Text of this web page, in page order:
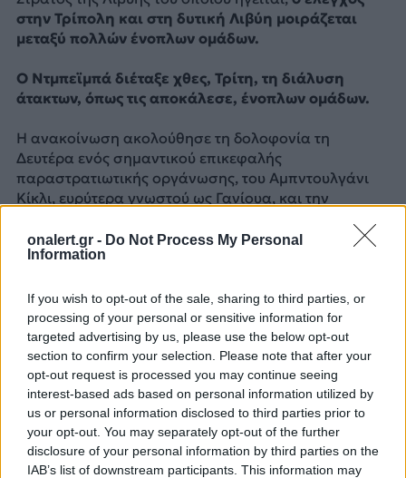
onalert.gr - Do Not Process My Personal
Information
If you wish to opt-out of the sale, sharing to third parties, or
processing of your personal or sensitive information for
targeted advertising by us, please use the below opt-out
section to confirm your selection. Please note that after your
opt-out request is processed you may continue seeing
interest-based ads based on personal information utilized by
us or personal information disclosed to third parties prior to
your opt-out. You may separately opt-out of the further
disclosure of your personal information by third parties on the
IAB’s list of downstream participants. This information may
στην Τρίπολη και στη δυτική Λιβύη μοιράζεται
μεταξύ πολλών ένοπλων ομάδων.
Ο Ντμπεϊμπά διέταξε χθες, Τρίτη, τη διάλυση
άτακτων, όπως τις αποκάλεσε, ένοπλων ομάδων.
Η ανακοίνωση ακολούθησε τη δολοφονία τη
Δευτέρα ενός σημαντικού επικεφαλής
παραστρατιωτικής οργάνωσης, του Αμπντουλγάνι
Κίκλι, ευρύτερα γνωστού ως Γανίουα, και την
Σταθερότητας στην οποία ανήκε από ομάδες που
συμμαχούν με τον Ντμπεϊμπά.
Η κατάληψη εδάφους του ΣΥΣ στη Λιβύη από
συμμαχικές με τον Ντμπεΐμπά ομάδες, τις ταξιαρχίες
444 και 111, δείχνει μια μεγάλη συγκέντρωση
εξουσίας στην κατακερματισμένη πρωτεύουσα, με
αποτέλεσμα η Rada να είναι η τελευταία μεγάλη
ομάδα που δεν έχει στενούς δεσμούς με τον
πρωθυπουργό.
Πηγή: ΑΠΕ – ΜΠΕ / Φωτογραφία αρχείου Reuters